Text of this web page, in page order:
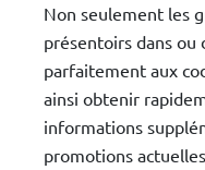
Non seulement les
présentoirs dans ou
parfaitement aux
ainsi obtenir
informations
promotions